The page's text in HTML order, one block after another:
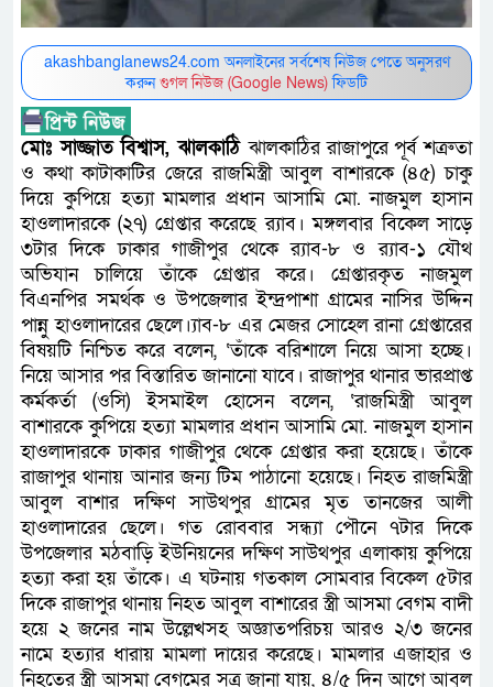
akashbanglanews24.com অনলাইনের সর্বশেষ নিউজ পেতে অনুসরণ
করুনগুগল নিউজ (Google News)ফিডটি
মোঃ সাজ্জাত বিশ্বাস, ঝালকাঠিঝালকাঠির রাজাপুরে পূর্ব শত্রুতা
ও কথা কাটাকাটির জেরে রাজমিস্ত্রী আবুল বাশারকে (৪৫) চাকু
দিয়ে কুপিয়ে হত্যা মামলার প্রধান আসামি মো. নাজমুল হাসান
হাওলাদারকে (২৭) গ্রেপ্তার করেছে র‍্যাব। মঙ্গলবার বিকেল সাড়ে
৩টার দিকে ঢাকার গাজীপুর থেকে র‍্যাব-৮ ও র‍্যাব-১ যৌথ
অভিযান চালিয়ে তাঁকে গ্রেপ্তার করে। গ্রেপ্তারকৃত নাজমুল
বিএনপির সমর্থক ও উপজেলার ইন্দ্রপাশা গ্রামের নাসির উদ্দিন
পান্নু হাওলাদারের ছেলে।‍্যাব-৮ এর মেজর সোহেল রানা গ্রেপ্তারের
বিষয়টি নিশ্চিত করে বলেন, ‘তাঁকে বরিশালে নিয়ে আসা হচ্ছে।
নিয়ে আসার পর বিস্তারিত জানানো যাবে। রাজাপুর থানার ভারপ্রাপ্ত
কর্মকর্তা (ওসি) ইসমাইল হোসেন বলেন, ‘রাজমিস্ত্রী আবুল
বাশারকে কুপিয়ে হত্যা মামলার প্রধান আসামি মো. নাজমুল হাসান
হাওলাদারকে ঢাকার গাজীপুর থেকে গ্রেপ্তার করা হয়েছে। তাঁকে
রাজাপুর থানায় আনার জন্য টিম পাঠানো হয়েছে। নিহত রাজমিস্ত্রী
আবুল বাশার দক্ষিণ সাউথপুর গ্রামের মৃত তানজের আলী
হাওলাদারের ছেলে। গত রোববার সন্ধ্যা পৌনে ৭টার দিকে
উপজেলার মঠবাড়ি ইউনিয়নের দক্ষিণ সাউথপুর এলাকায় কুপিয়ে
হত্যা করা হয় তাঁকে। এ ঘটনায় গতকাল সোমবার বিকেল ৫টার
দিকে রাজাপুর থানায় নিহত আবুল বাশারের স্ত্রী আসমা বেগম বাদী
হয়ে ২ জনের নাম উল্লেখসহ অজ্ঞাতপরিচয় আরও ২/৩ জনের
নামে হত্যার ধারায় মামলা দায়ের করেছে। মামলার এজাহার ও
নিহতের স্ত্রী আসমা বেগমের সূত্র জানা যায়, ৪/৫ দিন আগে আবুল